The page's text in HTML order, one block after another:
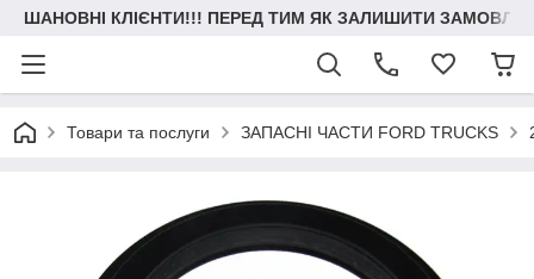
ШАНОВНІ КЛІЄНТИ!!! ПЕРЕД ТИМ ЯК ЗАЛИШИТИ
Товари та послуги ЗАПАСНІ ЧАСТИ FORD TRUCKS